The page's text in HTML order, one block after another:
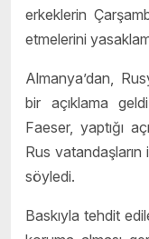
erkeklerin
etmelerini
Almanya’dan,
bir açıklama
Faeser, yaptığı
Rus
söyledi.
Baskıyla tehdit